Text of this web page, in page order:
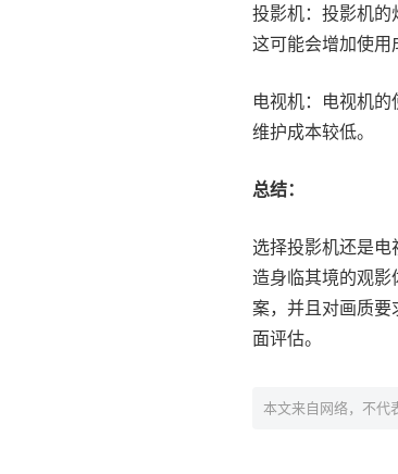
投影机：投影机的
这可能会增加使用
电视机：电视机
维护成本较低。
总结：
选择投影机还是电
造身临其境的观影
案，并且对画质要
面评估。
本文来自网络，不代